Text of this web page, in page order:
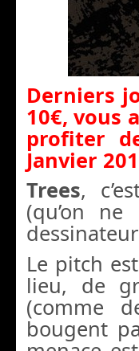
Derniers
10€, vous
profiter
Janvier
Trees,
(qu’on
Le pitch
lieu, de
(comme
bougent